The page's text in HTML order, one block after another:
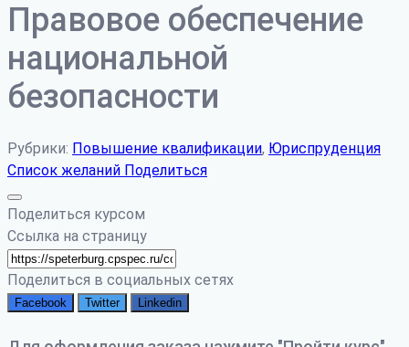
Правовое обеспечение
национальной
безопасности
Рубрики: Повышение квалификации, Юриспруденция
Список желаний Поделиться
Поделиться курсом
Ссылка на страницу
Поделиться в социальных сетях
Facebook Twitter Linkedin